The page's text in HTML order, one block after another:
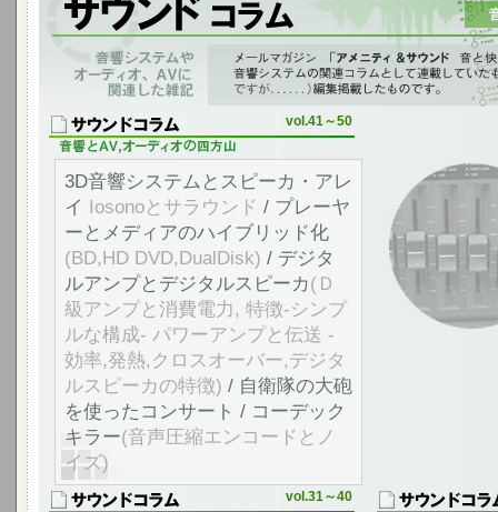
音響システムやオーディオ、AVに関連した雑記
「アメニティ＆サウンド音と快適の空間へ」 vol.12～vol.64に 音響システ
ものを編集掲載したものです。
vol.41～50
3D音響システムとスピーカ・アレ
イ Iosonoとサラウンド / プレーヤ
ーとメディアのハイブリッド化
(BD,HD DVD,DualDisk) / デジタ
ルアンプとデジタルスピーカ(Ｄ
級アンプと消費電力, 特徴-シンプ
ルな構成- パワーアンプと伝送 -
効率,発熱,クロスオーバー,デジタ
ルスピーカの特徴) / 自衛隊の大砲
を使ったコンサート / コーデック
キラー(音声圧縮エンコードとノ
イズ)
vol.31～40